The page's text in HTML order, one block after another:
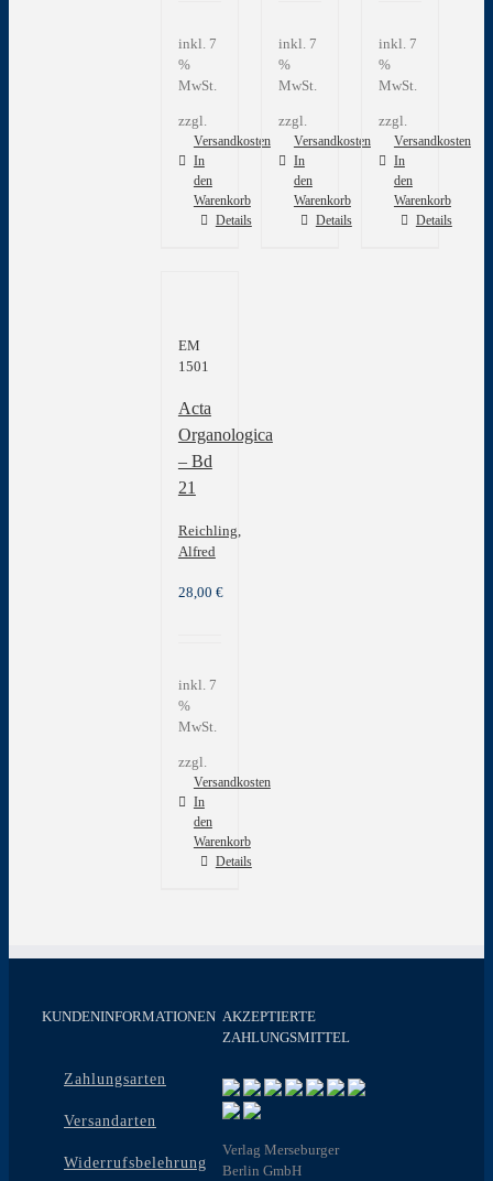
inkl. 7
%
MwSt.
zzgl.
Versandkosten
In
den
Warenkorb
Details
inkl. 7
%
MwSt.
zzgl.
Versandkosten
In
den
Warenkorb
Details
inkl. 7
%
MwSt.
zzgl.
Versandkosten
In
den
Warenkorb
Details
EM
1501
Acta
Organologica
– Bd
21
Reichling,
Alfred
28,00 €
inkl. 7
%
MwSt.
zzgl.
Versandkosten
In
den
Warenkorb
Details
KUNDENINFORMATIONEN
Zahlungsarten
Versandarten
Widerrufsbelehrung
AKZEPTIERTE
ZAHLUNGSMITTEL
Verlag Merseburger
Berlin GmbH